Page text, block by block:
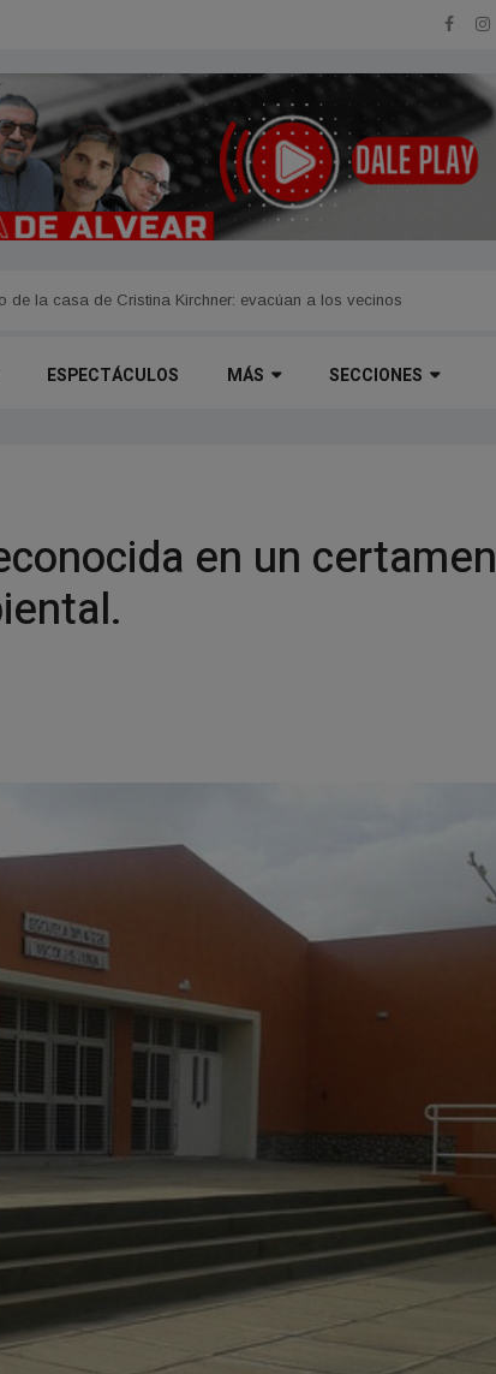
de la casa de Cristina Kirchner: evacúan a los vecinos
ESPECTÁCULOS MÁS SECCIONES
en un certamen